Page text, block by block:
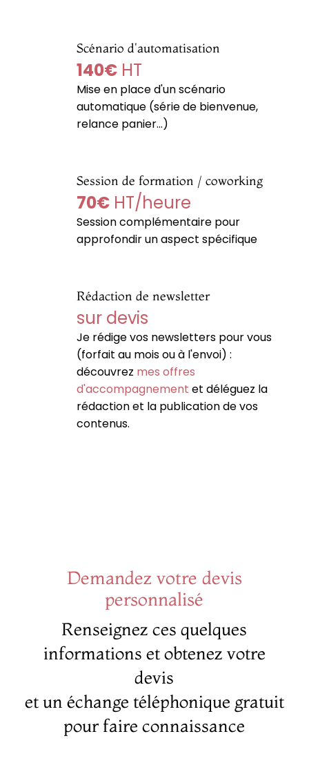
Scénario d'automatisation
140€ HT
Mise en place d'un scénario
automatique (série de bienvenue,
relance panier...)
Session de formation / coworking
70€ HT/heure
Session complémentaire pour
approfondir un aspect spécifique
Rédaction de newsletter
sur devis
Je rédige vos newsletters pour vous
(forfait au mois ou à l'envoi) :
découvrez mes offres
d'accompagnement et déléguez la
rédaction et la publication de vos
contenus.
Demandez votre devis
personnalisé
Renseignez ces quelques
informations et obtenez votre
devis
et un échange téléphonique gratuit
pour faire connaissance